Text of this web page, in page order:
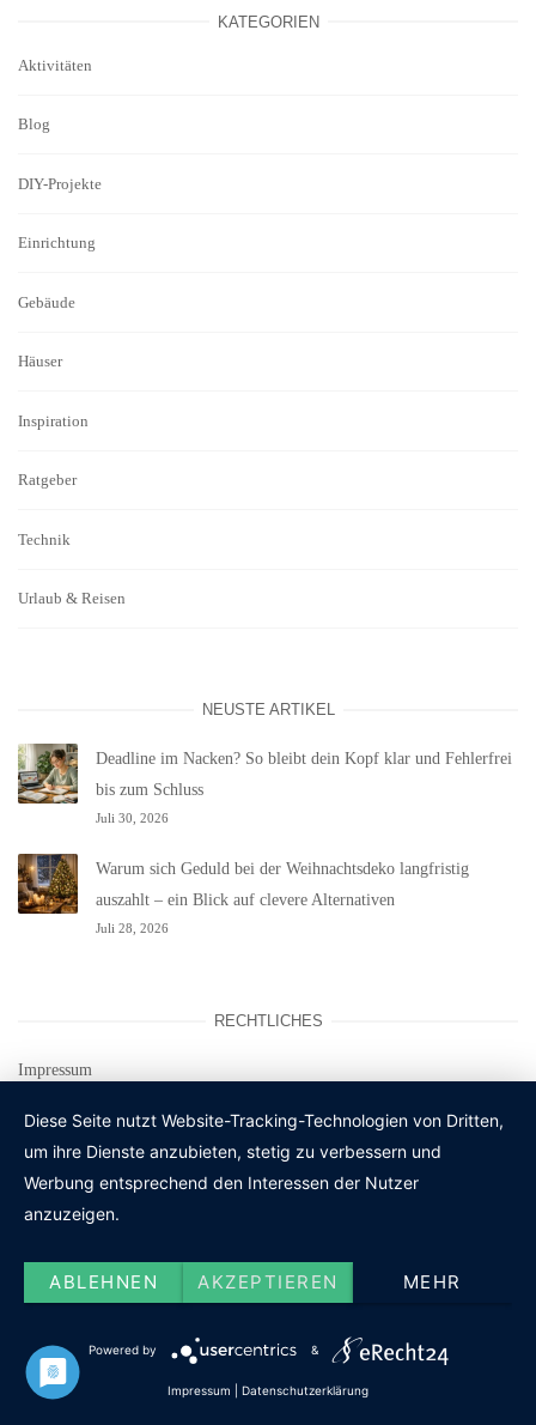
KATEGORIEN
Aktivitäten
Blog
DIY-Projekte
Einrichtung
Gebäude
Häuser
Inspiration
Ratgeber
Technik
Urlaub & Reisen
NEUSTE ARTIKEL
Deadline im Nacken? So bleibt dein Kopf klar und Fehlerfrei
bis zum Schluss
Juli 30, 2026
Warum sich Geduld bei der Weihnachtsdeko langfristig
auszahlt – ein Blick auf clevere Alternativen
Juli 28, 2026
RECHTLICHES
Impressum
Cookie-Einstellungen
Diese Seite nutzt Website-Tracking-Technologien von Dritten,
um ihre Dienste anzubieten, stetig zu verbessern und
Werbung entsprechend den Interessen der Nutzer
anzuzeigen.
ABLEHNEN AKZEPTIEREN MEHR
Powered by &
Impressum Datenschutzerklärung